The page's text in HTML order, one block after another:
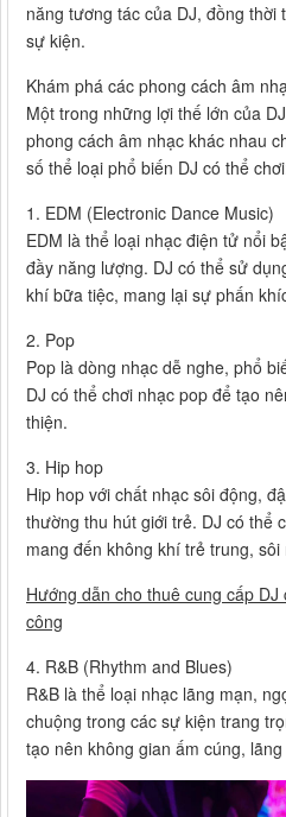
năng tương tác của DJ, đồng thời
sự kiện.
Khám phá các phong cách âm
Một trong những lợi thế lớn của
phong cách âm nhạc khác nhau
số thể loại phổ biến DJ có thể
1. EDM (Electronic Dance Music)
EDM là thể loại nhạc điện tử nổi
đầy năng lượng. DJ có thể sử
khí bữa tiệc, mang lại sự phấn
2. Pop
Pop là dòng nhạc dễ nghe, phổ
DJ có thể chơi nhạc pop để tạo
thiện.
3. Hip hop
Hip hop với chất nhạc sôi động,
thường thu hút giới trẻ. DJ có thể
mang đến không khí trẻ trung, sôi
Hướng dẫn cho thuê cung cấp
công
4. R&B (Rhythm and Blues)
R&B là thể loại nhạc lãng mạn,
chuộng trong các sự kiện trang
tạo nên không gian ấm cúng,